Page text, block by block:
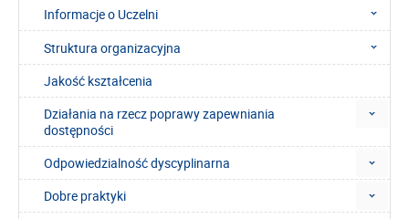
Informacje o Uczelni
Struktura organizacyjna
Jakość kształcenia
Działania na rzecz poprawy zapewniania
dostępności
Odpowiedzialność dyscyplinarna
Dobre praktyki